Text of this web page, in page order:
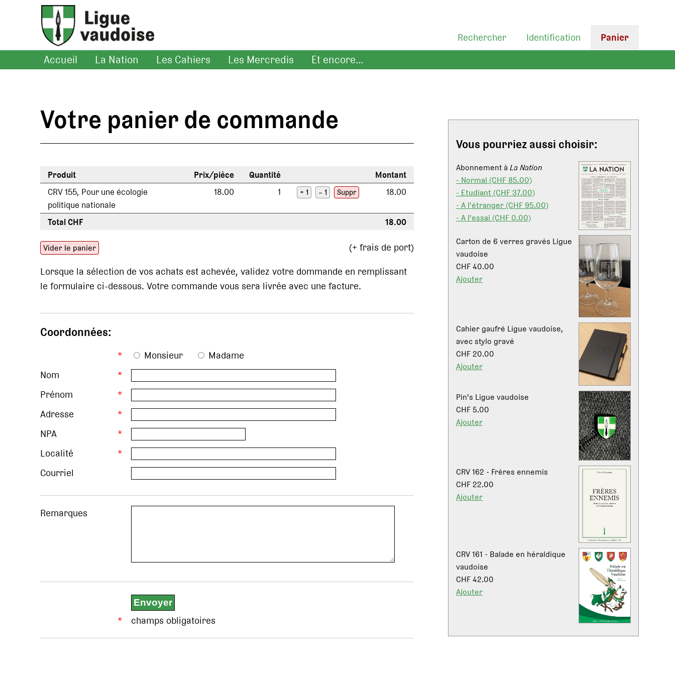
Panier
Identification
Rechercher
Accueil La Nation Les Cahiers Les Mercredis Et encore...
Votre panier de commande
Produit Prix/pièce Quantité
Montant
CRV 155, Pour une écologie
politique nationale
18.00 1 + 1 – 1 Suppr 18.00
Total CHF 18.00
(+ frais de port)
Vider le panier
Lorsque la sélection de vos achats est achevée, validez votre dommande en remplissant
le formulaire ci-dessous. Votre commande vous sera livrée avec une facture.
Coordonnées:
* Monsieur
Madame
Nom
*
Prénom
*
Adresse
*
NPA
*
Localité
*
Courriel
Remarques
* champs obligatoires
Vous pourriez aussi choisir:
Abonnement à La Nation
- Normal (CHF 85.00)
- Etudiant (CHF 37.00)
- A l'étranger (CHF 95.00)
- A l'essai (CHF 0.00)
Carton de 6 verres gravés Ligue
vaudoise
CHF 40.00
Ajouter
Cahier gaufré Ligue vaudoise,
avec stylo gravé
CHF 20.00
Ajouter
Pin's Ligue vaudoise
CHF 5.00
Ajouter
CRV 162 - Frères ennemis
CHF 22.00
Ajouter
CRV 161 - Balade en héraldique
vaudoise
CHF 42.00
Ajouter